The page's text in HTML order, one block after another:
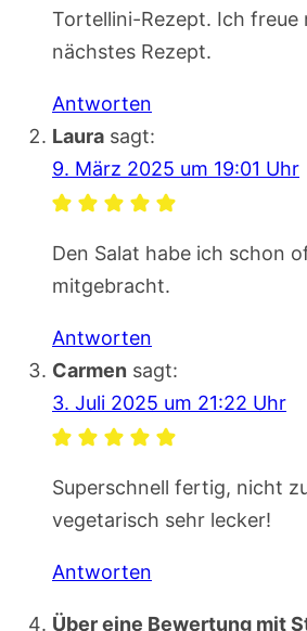
Tortellini-Rezept. Ich freue
nächstes Rezept.
Antworten
Laura sagt:
9. März 2025 um 19:01 Uhr
Den Salat habe ich schon
mitgebracht.
Antworten
Carmen sagt:
3. Juli 2025 um 21:22 Uhr
Superschnell fertig, nicht
vegetarisch sehr lecker!
Antworten
Über eine Bewertung mit